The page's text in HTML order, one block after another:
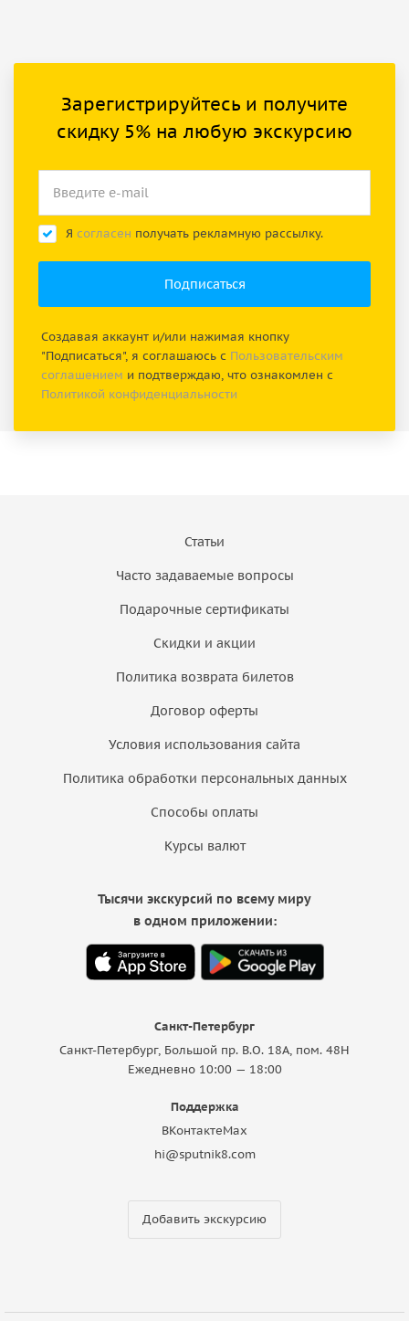
Зарегистрируйтесь и получите
скидку 5% на любую экскурсию
Я согласен получать рекламную рассылку.
Создавая аккаунт и/или нажимая кнопку
"Подписаться", я соглашаюсь с Пользовательским
соглашением и подтверждаю, что ознакомлен с
Политикой конфиденциальности
Статьи
Часто задаваемые вопросы
Подарочные сертификаты
Скидки и акции
Политика возврата билетов
Договор оферты
Условия использования сайта
Политика обработки персональных данных
Способы оплаты
Курсы валют
Санкт-Петербург
Санкт-Петербург, Большой пр. В.О. 18A, пом. 48Н
Ежедневно 10:00 — 18:00
Поддержка
ВКонтактеMax
hi@sputnik8.com
Добавить экскурсию
Тысячи экскурсий по всему миру
в одном приложении: